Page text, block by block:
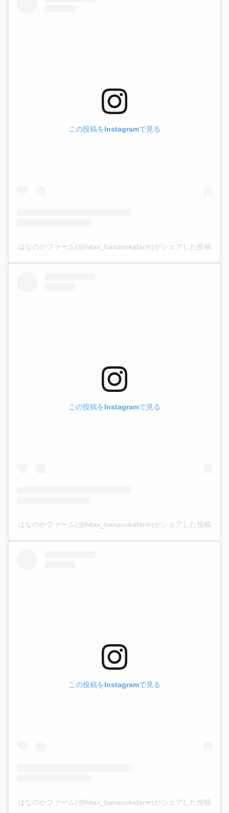
この投稿をInstagramで見る
はなのかファーム(@hitax_hananokafarm)がシェアした投稿
この投稿をInstagramで見る
はなのかファーム(@hitax_hananokafarm)がシェアした投稿
この投稿をInstagramで見る
はなのかファーム(@hitax_hananokafarm)がシェアした投稿